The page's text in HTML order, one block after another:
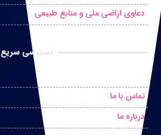
دعاوی اراضی ملی و منابع طبیعی
دسترسی سریع
تماس با ما
درباره ما